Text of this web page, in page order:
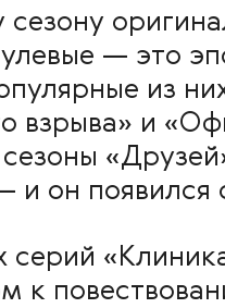
сезону
— это
из
взрыва» и
сезоны
и он появился
серий
к